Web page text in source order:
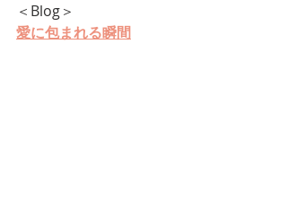
＜Blog＞
愛に包まれる瞬間